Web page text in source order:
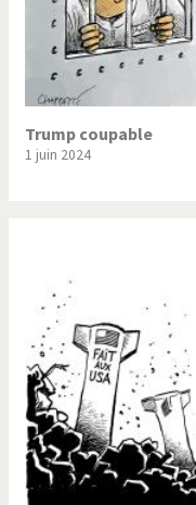
Trump coupable
1 juin 2024